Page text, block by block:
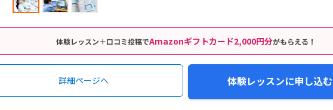
体験レッスン＋口コミ投稿でAmazonギフトカード2,000円分がもらえる！
詳細ページへ 体験レッスンに申し込む